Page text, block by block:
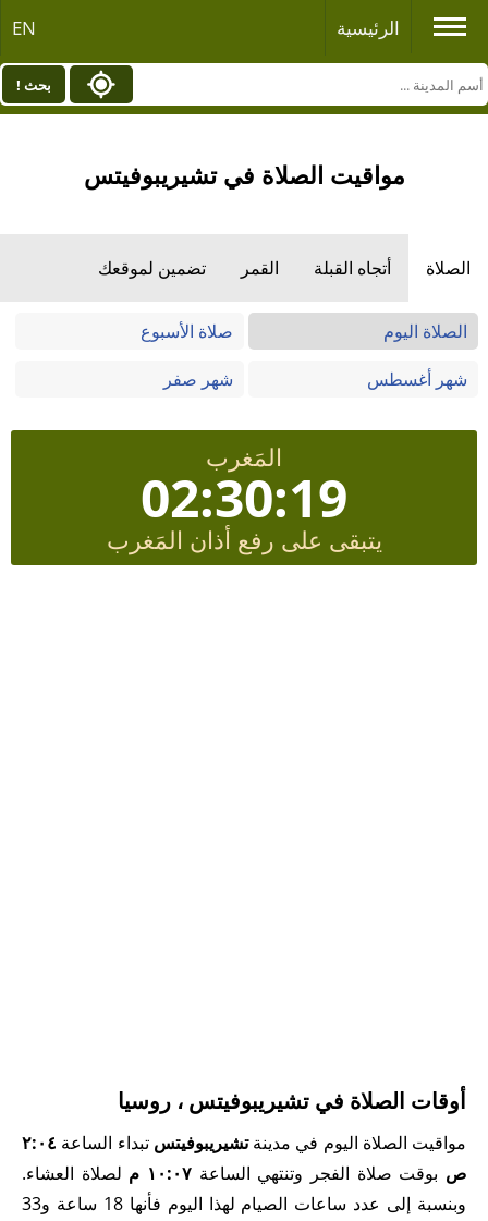
الرئيسية EN
بحث !
مواقيت الصلاة في تشيريبوفيتس
الصلاة أتجاه القبلة القمر تضمين لموقعك
الصلاة اليوم
صلاة الأسبوع
شهر أغسطس
شهر صفر
المَغرب
02:30:18
يتبقى على رفع أذان المَغرب
أوقات الصلاة في تشيريبوفيتس ، روسيا
مواقيت الصلاة اليوم في مدينةتشيريبوفيتس تبداء الساعة ٢:٠٤
ص بوقت صلاة الفجر وتنتهي الساعة ١٠:٠٧ م
لصلاة العشاء.
وبنسبة إلى عدد ساعات الصيام لهذا اليوم فأنها 18 ساعة و33